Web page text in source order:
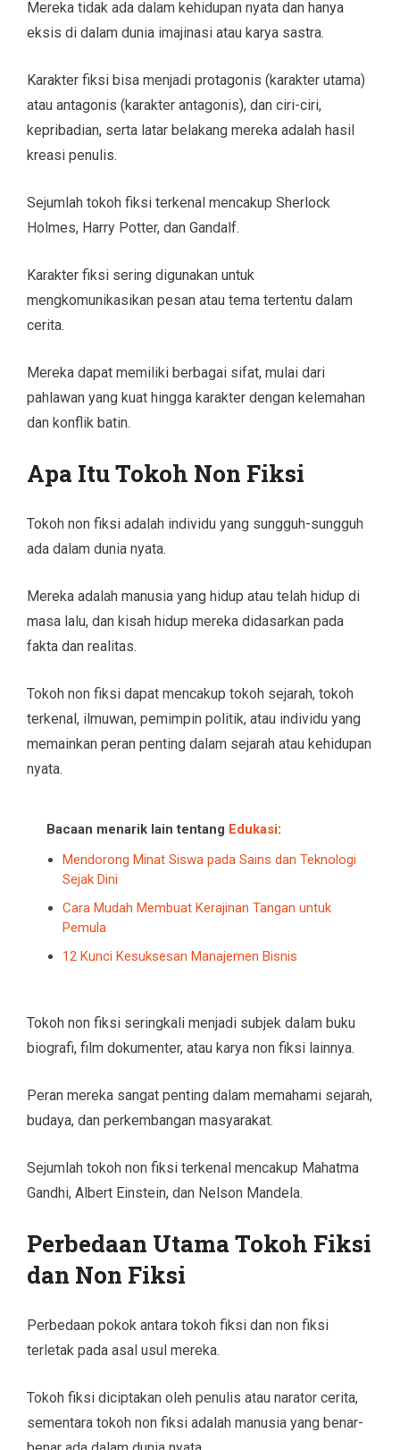
Mereka tidak ada dalam kehidupan nyata dan hanya
eksis di dalam dunia imajinasi atau karya sastra.
Karakter fiksi bisa menjadi protagonis (karakter utama)
atau antagonis (karakter antagonis), dan ciri-ciri,
kepribadian, serta latar belakang mereka adalah hasil
kreasi penulis.
Sejumlah tokoh fiksi terkenal mencakup Sherlock
Holmes, Harry Potter, dan Gandalf.
Karakter fiksi sering digunakan untuk
mengkomunikasikan pesan atau tema tertentu dalam
cerita.
Mereka dapat memiliki berbagai sifat, mulai dari
pahlawan yang kuat hingga karakter dengan kelemahan
dan konflik batin.
Apa Itu Tokoh Non Fiksi
Tokoh non fiksi adalah individu yang sungguh-sungguh
ada dalam dunia nyata.
Mereka adalah manusia yang hidup atau telah hidup di
masa lalu, dan kisah hidup mereka didasarkan pada
fakta dan realitas.
Tokoh non fiksi dapat mencakup tokoh sejarah, tokoh
terkenal, ilmuwan, pemimpin politik, atau individu yang
memainkan peran penting dalam sejarah atau kehidupan
nyata.
Bacaan menarik lain tentang Edukasi:
Mendorong Minat Siswa pada Sains dan Teknologi
Sejak Dini
Cara Mudah Membuat Kerajinan Tangan untuk
Pemula
12 Kunci Kesuksesan Manajemen Bisnis
Tokoh non fiksi seringkali menjadi subjek dalam buku
biografi, film dokumenter, atau karya non fiksi lainnya.
Peran mereka sangat penting dalam memahami sejarah,
budaya, dan perkembangan masyarakat.
Sejumlah tokoh non fiksi terkenal mencakup Mahatma
Gandhi, Albert Einstein, dan Nelson Mandela.
Perbedaan Utama Tokoh Fiksi
dan Non Fiksi
Perbedaan pokok antara tokoh fiksi dan non fiksi
terletak pada asal usul mereka.
Tokoh fiksi diciptakan oleh penulis atau narator cerita,
sementara tokoh non fiksi adalah manusia yang benar-